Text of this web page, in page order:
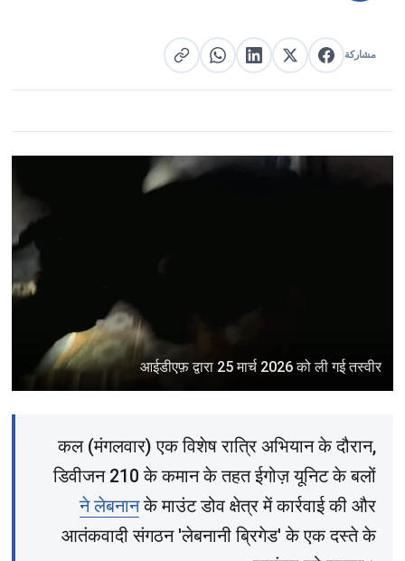
مشاركة مشاركة على فيسبوك
مشاركة على Xمشاركة على لينكد إن
مشاركة على واتساب
نسخ الرابط
आईडीएफ़ द्वारा 25 मार्च 2026 को ली गई तस्वीर
कल (मंगलवार) एक विशेष रात्रि अभियान के दौरान,
डिवीजन 210 के कमान के तहत ईगोज़ यूनिट के बलों
ने लेबनानके माउंट डोव क्षेत्र में कार्रवाई की और
आतंकवादी संगठन 'लेबनानी ब्रिगेड' के एक दस्ते के